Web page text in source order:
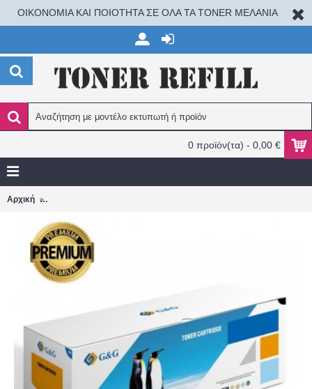
ΟΙΚΟΝΟΜΙΑ ΚΑΙ ΠΟΙΟΤΗΤΑ ΣΕ ΟΛΑ ΤΑ TONER ΜΕΛΑΝΙΑ
0 προϊόν(τα) - 0,00 €
Αρχική